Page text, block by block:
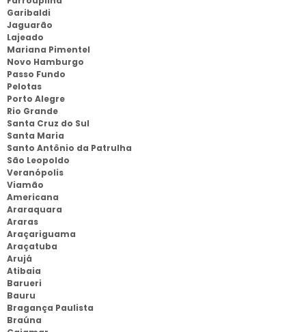
Garibaldi
Jaguarão
Lajeado
Mariana Pimentel
Novo Hamburgo
Passo Fundo
Pelotas
Porto Alegre
Rio Grande
Santa Cruz do Sul
Santa Maria
Santo Antônio da Patrulha
São Leopoldo
Veranópolis
Viamão
Americana
Araraquara
Araras
Araçariguama
Araçatuba
Arujá
Atibaia
Barueri
Bauru
Bragança Paulista
Braúna